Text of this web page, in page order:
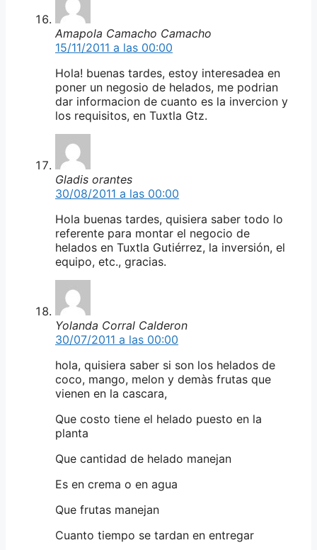
Amapola Camacho Camacho
15/11/2011 a las 00:00
Hola! buenas tardes, estoy interesadea en
poner un negosio de helados, me podrian
dar informacion de cuanto es la invercion y
los requisitos, en Tuxtla Gtz.
Gladis orantes
30/08/2011 a las 00:00
Hola buenas tardes, quisiera saber todo lo
referente para montar el negocio de
helados en Tuxtla Gutiérrez, la inversión, el
equipo, etc., gracias.
Yolanda Corral Calderon
30/07/2011 a las 00:00
hola, quisiera saber si son los helados de
coco, mango, melon y demàs frutas que
vienen en la cascara,
Que costo tiene el helado puesto en la
planta
Que cantidad de helado manejan
Es en crema o en agua
Que frutas manejan
Cuanto tiempo se tardan en entregar